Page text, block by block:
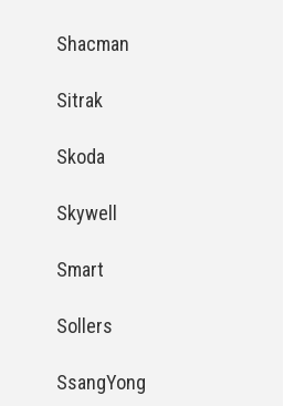
Shacman
Sitrak
Skoda
Skywell
Smart
Sollers
SsangYong